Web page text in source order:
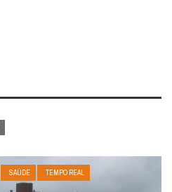
SAÚDE TEMPO REAL